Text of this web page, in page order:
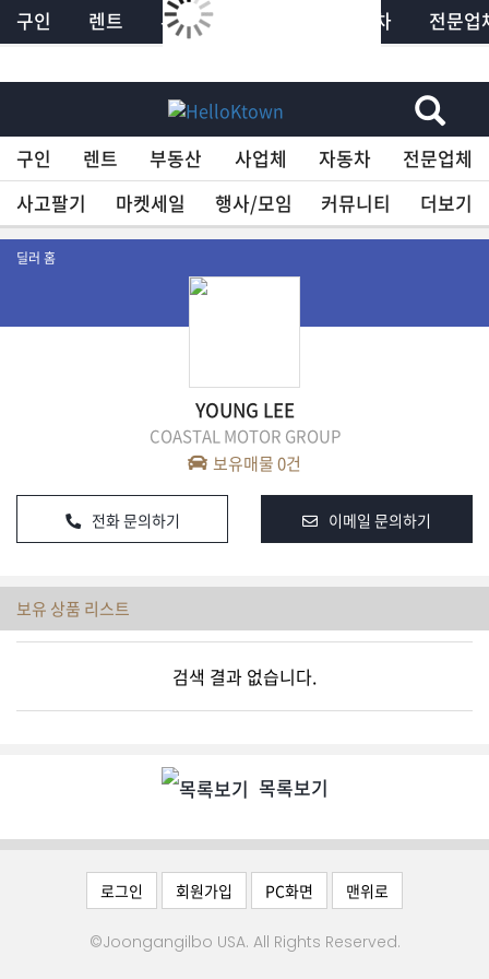
×
구인
렌트
부동산
차
체
구인 렌트 부동산 사업체 자동차
전문업체
사고팔기
마켓세일 행사/모임 커뮤니티 더보기
구인 렌트 부동산 자동차 전문업
딜러 홈
YOUNG LEE
COASTAL MOTOR GROUP
보유매물0건
전화 문의하기 이메일 문의하기
보유 상품 리스트
검색 결과 없습니다.
목록보기
로그인 회원가입 PC화면 맨위로
©Joongangilbo USA. All Rights Reserved.